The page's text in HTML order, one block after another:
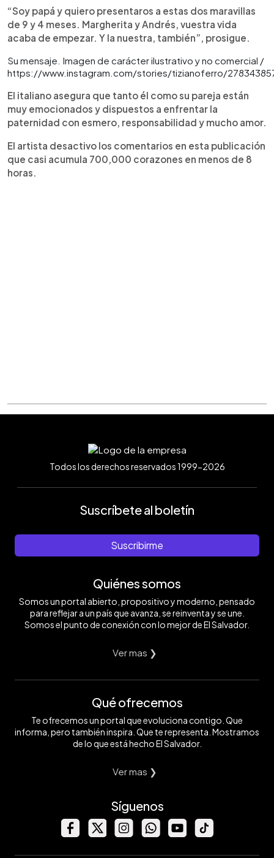
“Soy papá y quiero presentaros a estas dos maravillas
de 9 y 4 meses. Margherita y Andrés, vuestra vida
acaba de empezar. Y la nuestra, también”, prosigue.
Su mensaje. Imagen de carácter ilustrativo y no comercial /
https://www.instagram.com/stories/tizianoferro/
El italiano asegura que tanto él como su pareja están
muy emocionados y dispuestos a enfrentar la
paternidad con esmero, responsabilidad y mucho amor.
El artista desactivo los comentarios en esta publicación
que casi acumula 700,000 corazones en menos de 8
horas.
Todos los derechos reservados 1999-2026
Suscríbete al boletín
Suscribirme
Quiénes somos
Somos un portal abierto, propositivo y moderno, pensado
para reflejar a un país que avanza, se reinventa y se une.
Somos el punto de conexión con lo mejor de El Salvador.
Ver mas ❯
Qué ofrecemos
Te ofrecemos un portal que evoluciona contigo. Que
informa, pero también inspira. Que te representa. Mostramos
de lo que está hecho El Salvador.
Ver mas ❯
Síguenos